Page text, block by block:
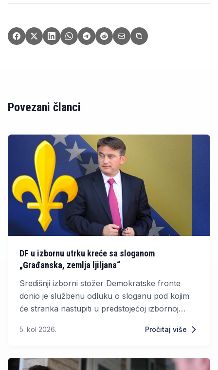
Povezani članci
DF u izbornu utrku kreće sa sloganom
„Građanska, zemlja ljiljana“
Središnji izborni stožer Demokratske fronte
donio je službenu odluku o sloganu pod kojim
će stranka nastupiti u predstojećoj izbornoj
tražiti porukom „Građanska, zemlja ljiljana“,
5. kol 2026. Pročitaj više